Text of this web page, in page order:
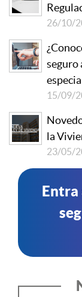
26/10/
seguro
15/09/
la
23/05/
Entra